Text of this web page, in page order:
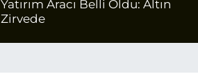
Yatırım Aracı Belli Oldu: Altın
Zirvede